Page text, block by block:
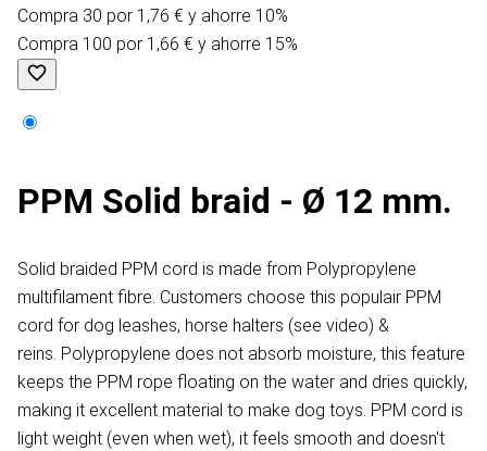
Compra 30 por 1,76 € y ahorre 10%
Compra 100 por 1,66 € y ahorre 15%
PPM Solid braid - Ø 12 mm.
Solid braided PPM cord is made from Polypropylene
multifilament fibre. Customers choose this populair PPM
cord for dog leashes, horse halters (see video) &
reins. Polypropylene does not absorb moisture, this feature
keeps the PPM rope floating on the water and dries quickly,
making it excellent material to make dog toys. PPM cord is
light weight (even when wet), it feels smooth and doesn't